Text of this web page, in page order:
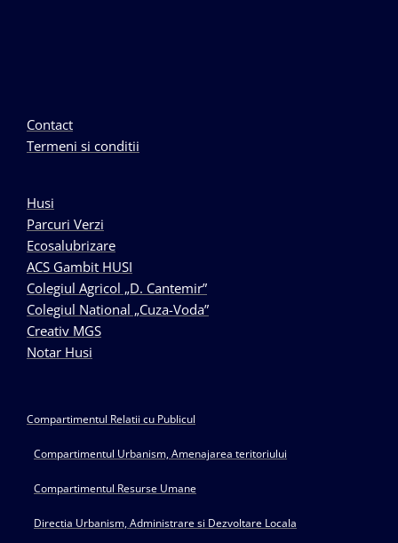
Contact
Termeni si conditii
Husi
Parcuri Verzi
Ecosalubrizare
ACS Gambit HUSI
Colegiul Agricol „D. Cantemir”
Colegiul National „Cuza-Voda”
Creativ MGS
Notar Husi
Compartimentul Relatii cu Publicul
Compartimentul Urbanism, Amenajarea teritoriului
Compartimentul Resurse Umane
Directia Urbanism, Administrare si Dezvoltare Locala